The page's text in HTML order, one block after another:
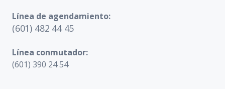
Línea de agendamiento:
(601) 482 44 45
Línea conmutador:
(601) 390 24 54